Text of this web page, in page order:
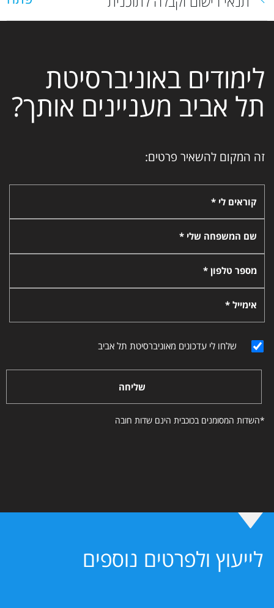
לימודים באוניברסיטת
תל אביב מעניינים אותך?
זה המקום להשאיר פרטים:
קוראים לי *
שם המשפחה שלי *
מספר טלפון *
אימייל *
שלחו לי עדכונים מאוניברסיטת תל אביב
שליחה
*השדות המסומנים בכוכבית הינם שדות חובה
לייעוץ ולפרטים נוספים